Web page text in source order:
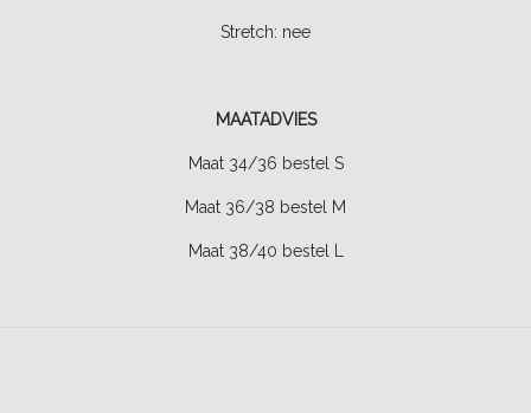
Stretch: nee
MAATADVIES
Maat 34/36 bestel S
Maat 36/38 bestel M
Maat 38/40 bestel L